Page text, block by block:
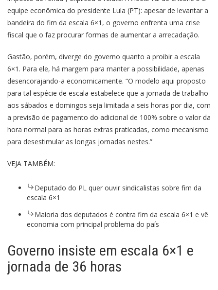
equipe econômica do presidente Lula (PT): apesar de levantar a
bandeira do fim da escala 6×1, o governo enfrenta uma crise
fiscal que o faz procurar formas de aumentar a arrecadação.
Gastão, porém, diverge do governo quanto a proibir a escala
6×1. Para ele, há margem para manter a possibilidade, apenas
desencorajando-a economicamente. “O modelo aqui proposto
para tal espécie de escala estabelece que a jornada de trabalho
aos sábados e domingos seja limitada a seis horas por dia, com
a previsão de pagamento do adicional de 100% sobre o valor da
hora normal para as horas extras praticadas, como mecanismo
para desestimular as longas jornadas nestes.”
VEJA TAMBÉM:
Deputado do PL quer ouvir sindicalistas sobre fim da
escala 6×1
Maioria dos deputados é contra fim da escala 6×1 e vê
economia com principal problema do país
Governo insiste em escala 6×1 e
jornada de 36 horas